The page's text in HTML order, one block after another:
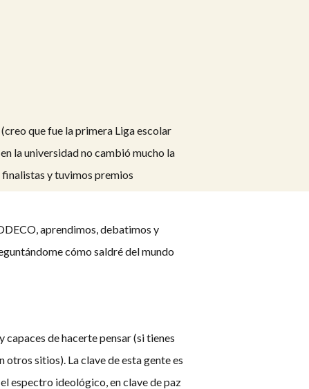
que fue la primera Liga escolar
la universidad no cambió mucho la
finalistas y tuvimos premios
aprendimos, debatimos y
cómo saldré del mundo
de hacerte pensar (si tienes
otros sitios). La clave de esta gente es
espectro ideológico, en clave de paz